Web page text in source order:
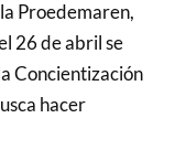
Proedemaren,
26 de abril se
Concientización
hacer